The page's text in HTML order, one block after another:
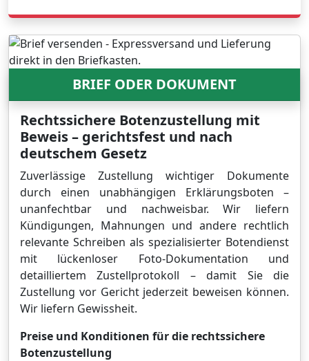
BRIEF ODER DOKUMENT
Rechtssichere Botenzustellung mit
Beweis – gerichtsfest und nach
deutschem Gesetz
Zuverlässige Zustellung wichtiger Dokumente
durch einen unabhängigen Erklärungsboten –
unanfechtbar und nachweisbar. Wir liefern
Kündigungen, Mahnungen und andere rechtlich
relevante Schreiben als spezialisierter Botendienst
mit lückenloser Foto-Dokumentation und
detailliertem Zustellprotokoll – damit Sie die
Zustellung vor Gericht jederzeit beweisen können.
Wir liefern Gewissheit.
Preise und Konditionen für die rechtssichere
Botenzustellung